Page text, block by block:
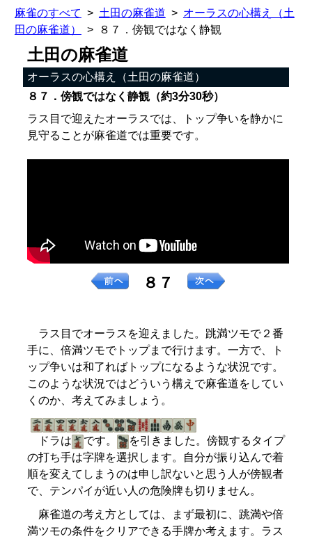
麻雀のすべて 土田の麻雀道
オーラスの心構え（土
田の麻雀道）
８７．傍観ではなく静観
土田の麻雀道
オーラスの心構え（土田の麻雀道）
８７．傍観ではなく静観（約3分30秒）
ラス目で迎えたオーラスでは、トップ争いを静かに
見守ることが麻雀道では重要です。
８７
ラス目でオーラスを迎えました。跳満ツモで２番
手に、倍満ツモでトップまで行けます。一方で、ト
ップ争いは和了ればトップになるような状況です。
このような状況ではどういう構えで麻雀道をしてい
くのか、考えてみましょう。
ドラは です。
を引きました。傍観するタイプ
の打ち手は字牌を選択します。自分が振り込んで着
順を変えてしまうのは申し訳ないと思う人が傍観者
で、テンパイが近い人の危険牌も切りません。
麻雀道の考え方としては、まず最初に、跳満や倍
満ツモの条件をクリアできる手牌か考えます。ラス